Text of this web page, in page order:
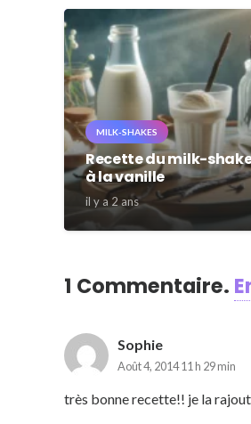
MILK-SHAKES
Recette du milk-
à la vanille
il y a 2 ans
1 Commentaire.
Sophie
Août 4, 2014 11 h 29 min
très bonne recette!! je la